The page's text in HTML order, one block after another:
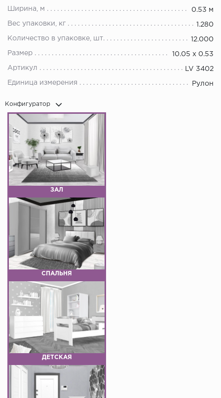
Ширина, м 0.53 м
Вес упаковки, кг 1.280
Количество в упаковке, шт. 12.000
Размер 10.05 х 0.53
Артикул LV 3402
Единица измерения Рулон
Конфигуратор
ЗАЛ
СПАЛЬНЯ
ДЕТСКАЯ